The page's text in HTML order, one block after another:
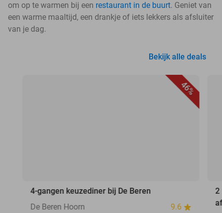
om op te warmen bij een restaurant in de buurt. Geniet van
een warme maaltijd, een drankje of iets lekkers als afsluiter
van je dag.
Bekijk alle deals
46%
4-gangen keuzediner bij De Beren
De Beren Hoorn
9.6
2